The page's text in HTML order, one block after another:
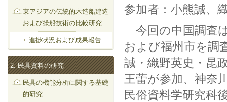
参加者：小熊誠、
今回の中国調査
および福州市を調
誠・織野英史・昆
王蕾が参加、神奈
民俗資料学研究科
東アジアの伝統的木造船建造
および操船技術の比較研究
進捗状況および成果報告
2. 民具資料の研究
民具の機能分析に関する基礎
的研究